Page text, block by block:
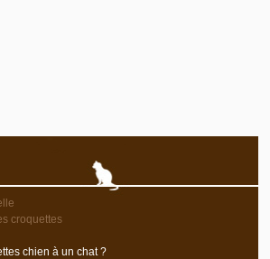
croquettes
chien à un chat ?